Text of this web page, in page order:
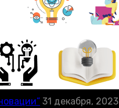
31 декабря, 2023